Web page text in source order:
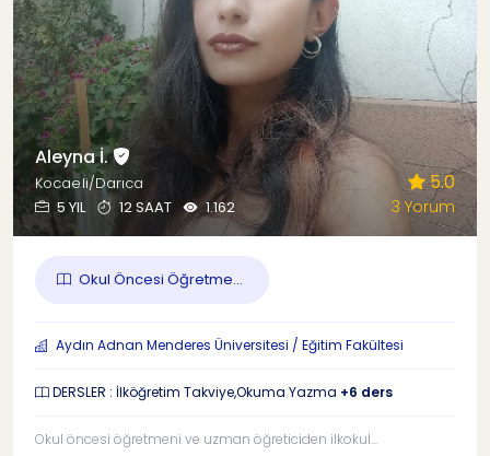
Aleyna İ.
Kocaeli/Darıca
5 YIL
12 SAAT 1.162
5.0
3 Yorum
Okul Öncesi Öğretme...
Aydın Adnan Menderes Üniversitesi / Eğitim Fakültesi
DERSLER : İlköğretim Takviye,Okuma Yazma +6 ders
Okul öncesi öğretmeni ve uzman öğreticiden ilkokul...